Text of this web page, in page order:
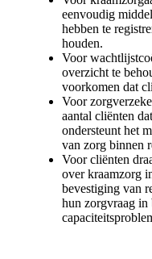
eenvoudig
hebben te
houden.
Voor
overzicht te
voorkomen dat
Voor
aantal cliënten
ondersteunt het
van zorg binnen
Voor cliënten
over kraamzorg
bevestiging van
hun zorgvraag